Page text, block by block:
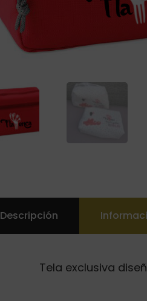
Descripción
Tela exclusiva